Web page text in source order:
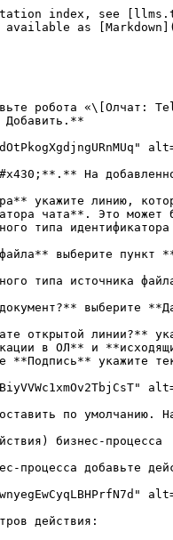
index, see
available as
робота «\[Олчат:
Добавить.**
На
укажите линию,
чата**. Это
типа
выберите пункт
типа источника
выберите
открытой линии?**
в ОЛ** и
**Подпись** укажите
по умолчанию.
бизнес-процесса
процесса добавьте
действия: